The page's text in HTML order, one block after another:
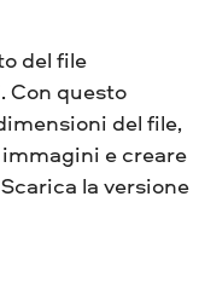
del file
Con questo
del file,
e creare
la versione